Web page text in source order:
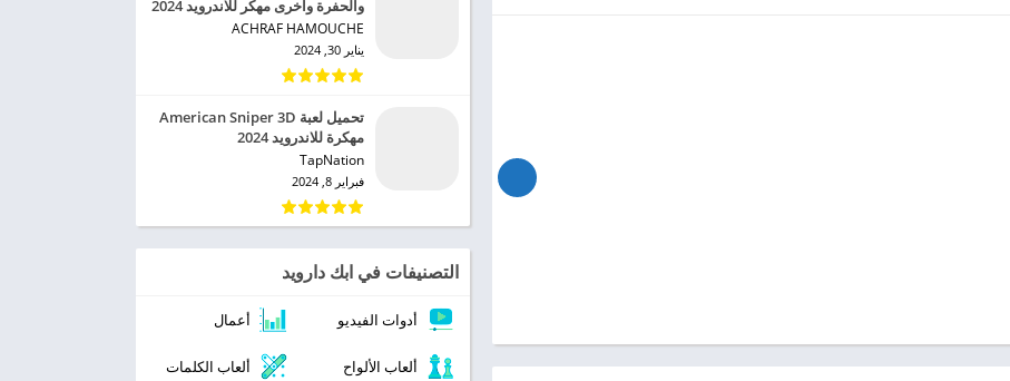
والحفرة واخرى مهكر للاندرويد 2024
ACHRAF HAMOUCHE‏
يناير 30, 2024
تحميل لعبة American Sniper 3D
مهكرة للاندرويد 2024
TapNation‏
فبراير 8, 2024
التصنيفات في ابك دارويد
أدوات الفيديو أعمال
ألعاب الألواح ألعاب الكلمات